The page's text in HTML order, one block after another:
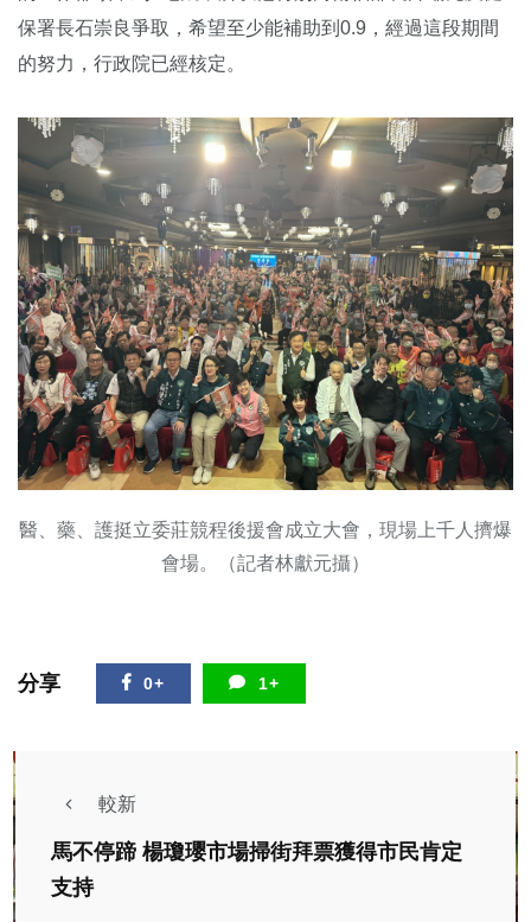
保署長石崇良爭取，希望至少能補助到0.9，經過這段期間
的努力，行政院已經核定。
醫、藥、護挺立委莊競程後援會成立大會，現場上千人擠爆
會場。（記者林獻元攝）
分享 0+ 1+
較新
馬不停蹄 楊瓊瓔市場掃街拜票獲得市民肯定
支持